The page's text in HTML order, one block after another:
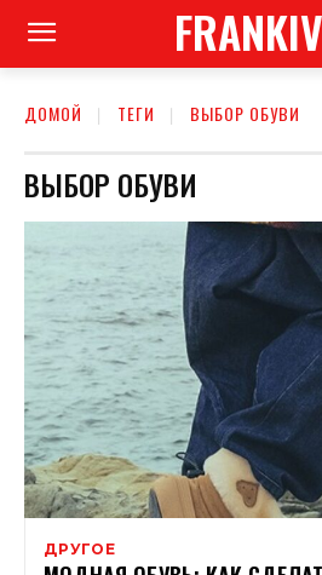
ДОМОЙ ТЕГИ ВЫБОР ОБУВИ
ВЫБОР ОБУВИ
ДРУГОЕ